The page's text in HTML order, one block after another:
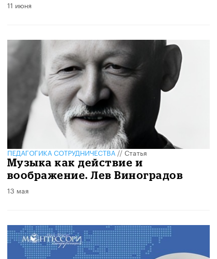
11 июня
ПЕДАГОГИКА СОТРУДНИЧЕСТВА//Статья
Музыка как действие и
воображение. Лев Виноградов
13 мая